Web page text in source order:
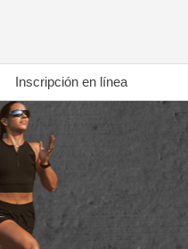
Inscripción en línea